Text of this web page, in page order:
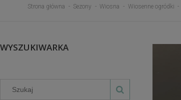
Strona główna Sezony Wiosna Wiosenne ogródki
WYSZUKIWARKA